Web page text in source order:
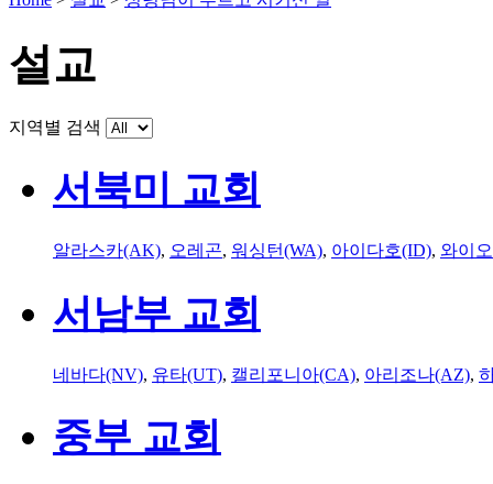
설교
지역별 검색
서북미 교회
알라스카(AK), 오레곤, 워싱턴(WA), 아이다호(ID), 와이
서남부 교회
네바다(NV), 유타(UT), 캘리포니아(CA), 아리조나(AZ),
중부 교회